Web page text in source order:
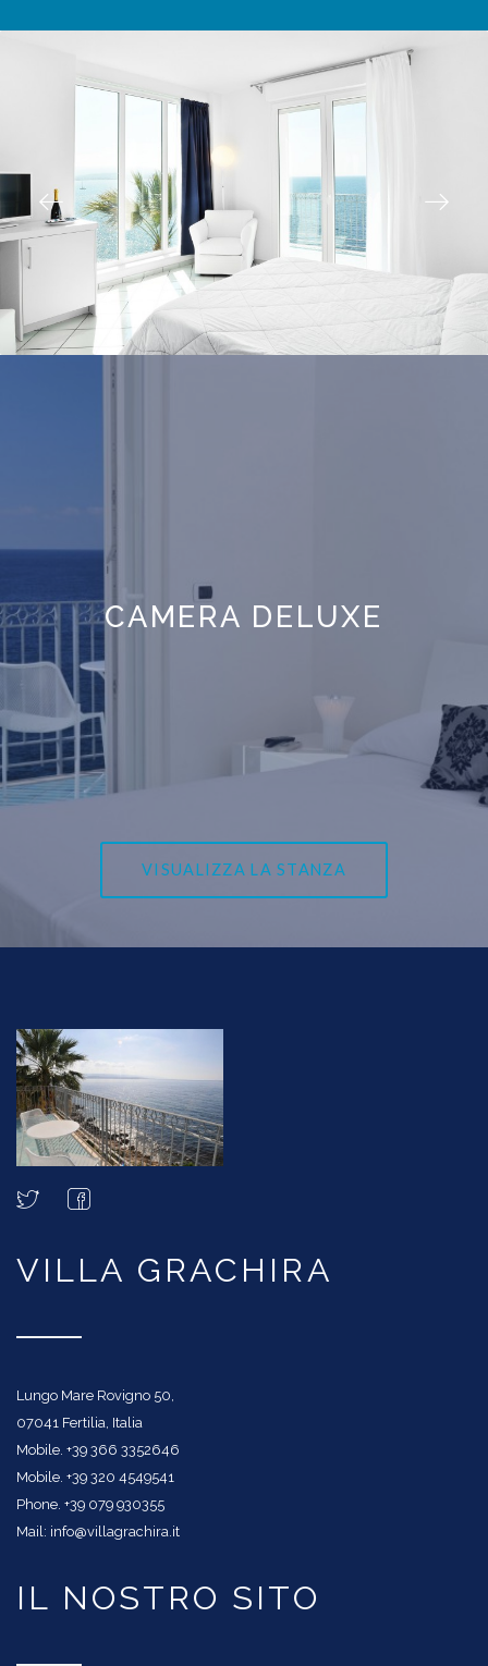
CAMERA DELUXE
VISUALIZZA LA STANZA
VILLA GRACHIRA
Lungo Mare Rovigno 50,
07041 Fertilia, Italia
Mobile. +39 366 3352646
Mobile. +39 320 4549541
Phone. +39 079 930355
Mail: info@villagrachira.it
IL NOSTRO SITO